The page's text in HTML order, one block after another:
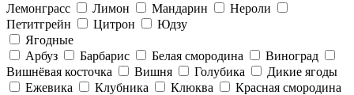
Лемонграсс
Лимон Мандарин
Нероли
Петитгрейн
Цитрон
Юдзу
Ягодные
Арбуз
Барбарис Белая смородина
Виноград
Вишнёвая косточка
Вишня Голубика
Дикие ягоды
Ежевика
Клубника Клюква
Красная смородина